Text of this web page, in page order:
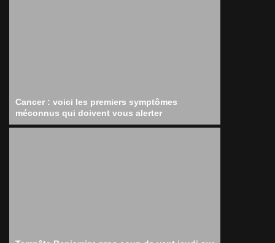
Cancer : voici les premiers symptômes
méconnus qui doivent vous alerter